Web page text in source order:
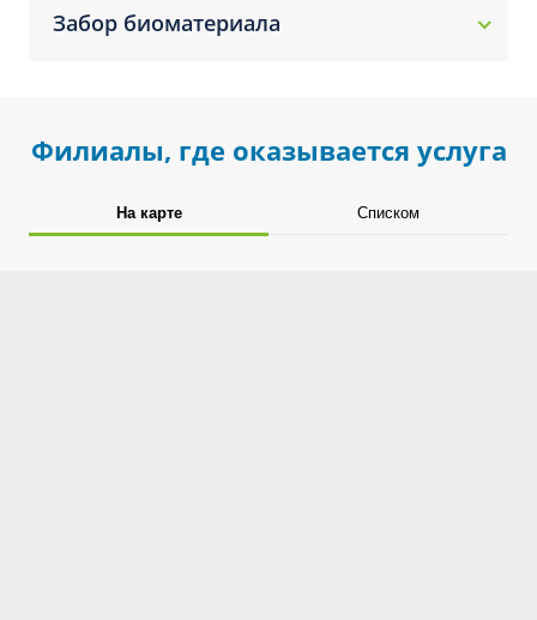
Забор биоматериала
Филиалы, где оказывается услуга
На карте Списком